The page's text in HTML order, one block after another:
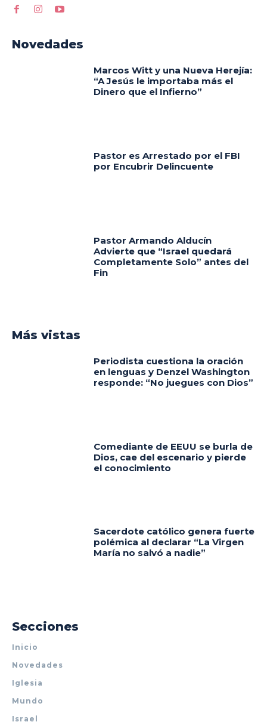
Novedades
Marcos Witt y una Nueva Herejía:
“A Jesús le importaba más el
Dinero que el Infierno”
Pastor es Arrestado por el FBI
por Encubrir Delincuente
Pastor Armando Alducín
Advierte que “Israel quedará
Completamente Solo” antes del
Fin
Más vistas
Periodista cuestiona la oración
en lenguas y Denzel Washington
responde: “No juegues con Dios”
Comediante de EEUU se burla de
Dios, cae del escenario y pierde
el conocimiento
Sacerdote católico genera fuerte
polémica al declarar “La Virgen
María no salvó a nadie”
Secciones
Inicio
Novedades
Iglesia
Mundo
Israel